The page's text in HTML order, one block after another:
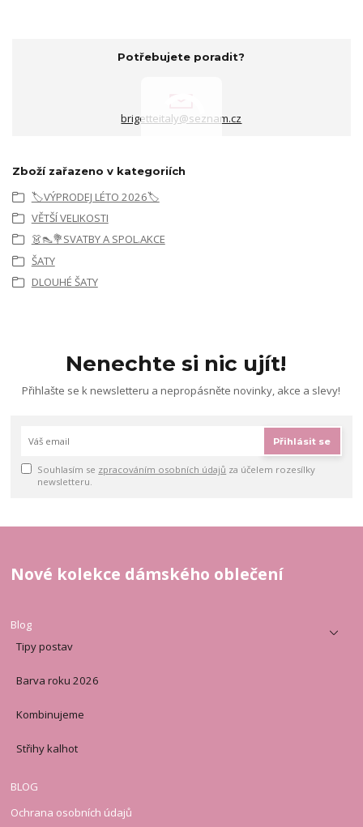
Potřebujete poradit?
brigetteitaly@seznam.cz
Zboží zařazeno v kategoriích
🏷️VÝPRODEJ LÉTO 2026🏷️
VĚTŠÍ VELIKOSTI
👗👠💐SVATBY A SPOL.AKCE
ŠATY
DLOUHÉ ŠATY
Nenechte si nic ujít!
Přihlašte se k newsletteru a nepropásněte novinky, akce a slevy!
Přihlásit se
Souhlasím se zpracováním osobních údajů za účelem rozesílky
newsletteru.
Nové kolekce dámského oblečení
Blog
Tipy postav
Barva roku 2026
Kombinujeme
Střihy kalhot
BLOG
Ochrana osobních údajů